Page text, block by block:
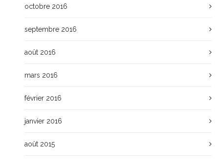
octobre 2016
septembre 2016
août 2016
mars 2016
février 2016
janvier 2016
août 2015